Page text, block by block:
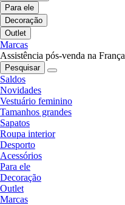
Para ele
Decoração
Outlet
Marcas
Assistência pós-venda na França
Pesquisar
Saldos
Novidades
Vestuário feminino
Tamanhos grandes
Sapatos
Roupa interior
Desporto
Acessórios
Para ele
Decoração
Outlet
Marcas